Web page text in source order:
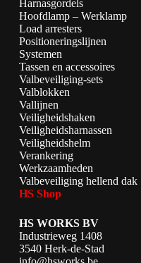
Harnasgordels
Hoofdlamp – Werklamp
Load arresters
Positioneringslijnen
Systemen
Tassen en accessoires
Valbeveiliging-sets
Valblokken
Vallijnen
Veiligheidshaken
Veiligheidsharnassen
Veiligheidshelm
Verankering
Werkzaamheden
Valbeveiliging hellend dak
HS Shop
HS WORKS BV
Industrieweg 1408
3540 Herk-de-Stad